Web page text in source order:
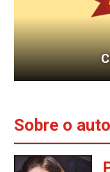
Sobre o